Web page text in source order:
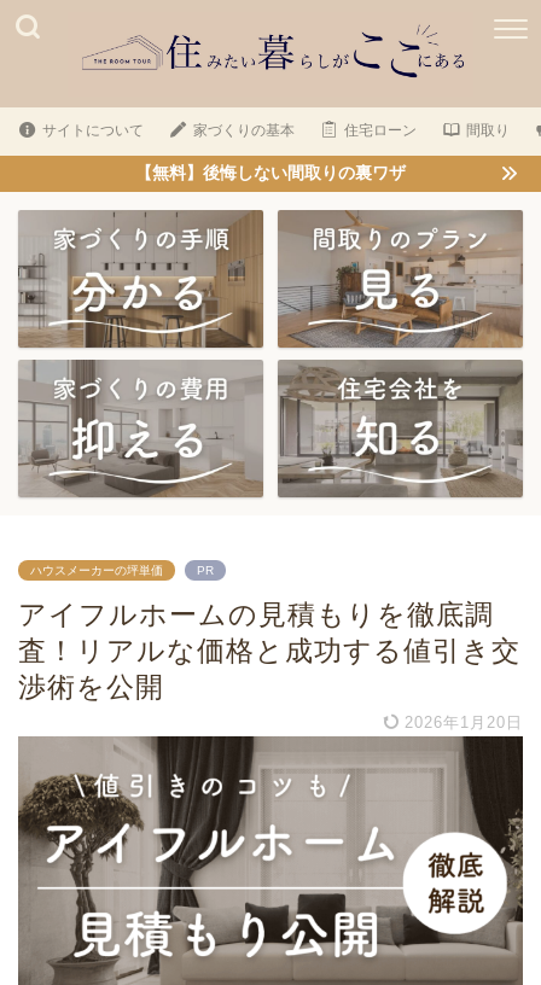
サイトについて 家づくりの基本 住宅ローン 間取り
【無料】後悔しない間取りの裏ワザ
ハウスメーカーの坪単価 PR
アイフルホームの見積もりを徹底調
査！リアルな価格と成功する値引き交
渉術を公開
2026年1月20日